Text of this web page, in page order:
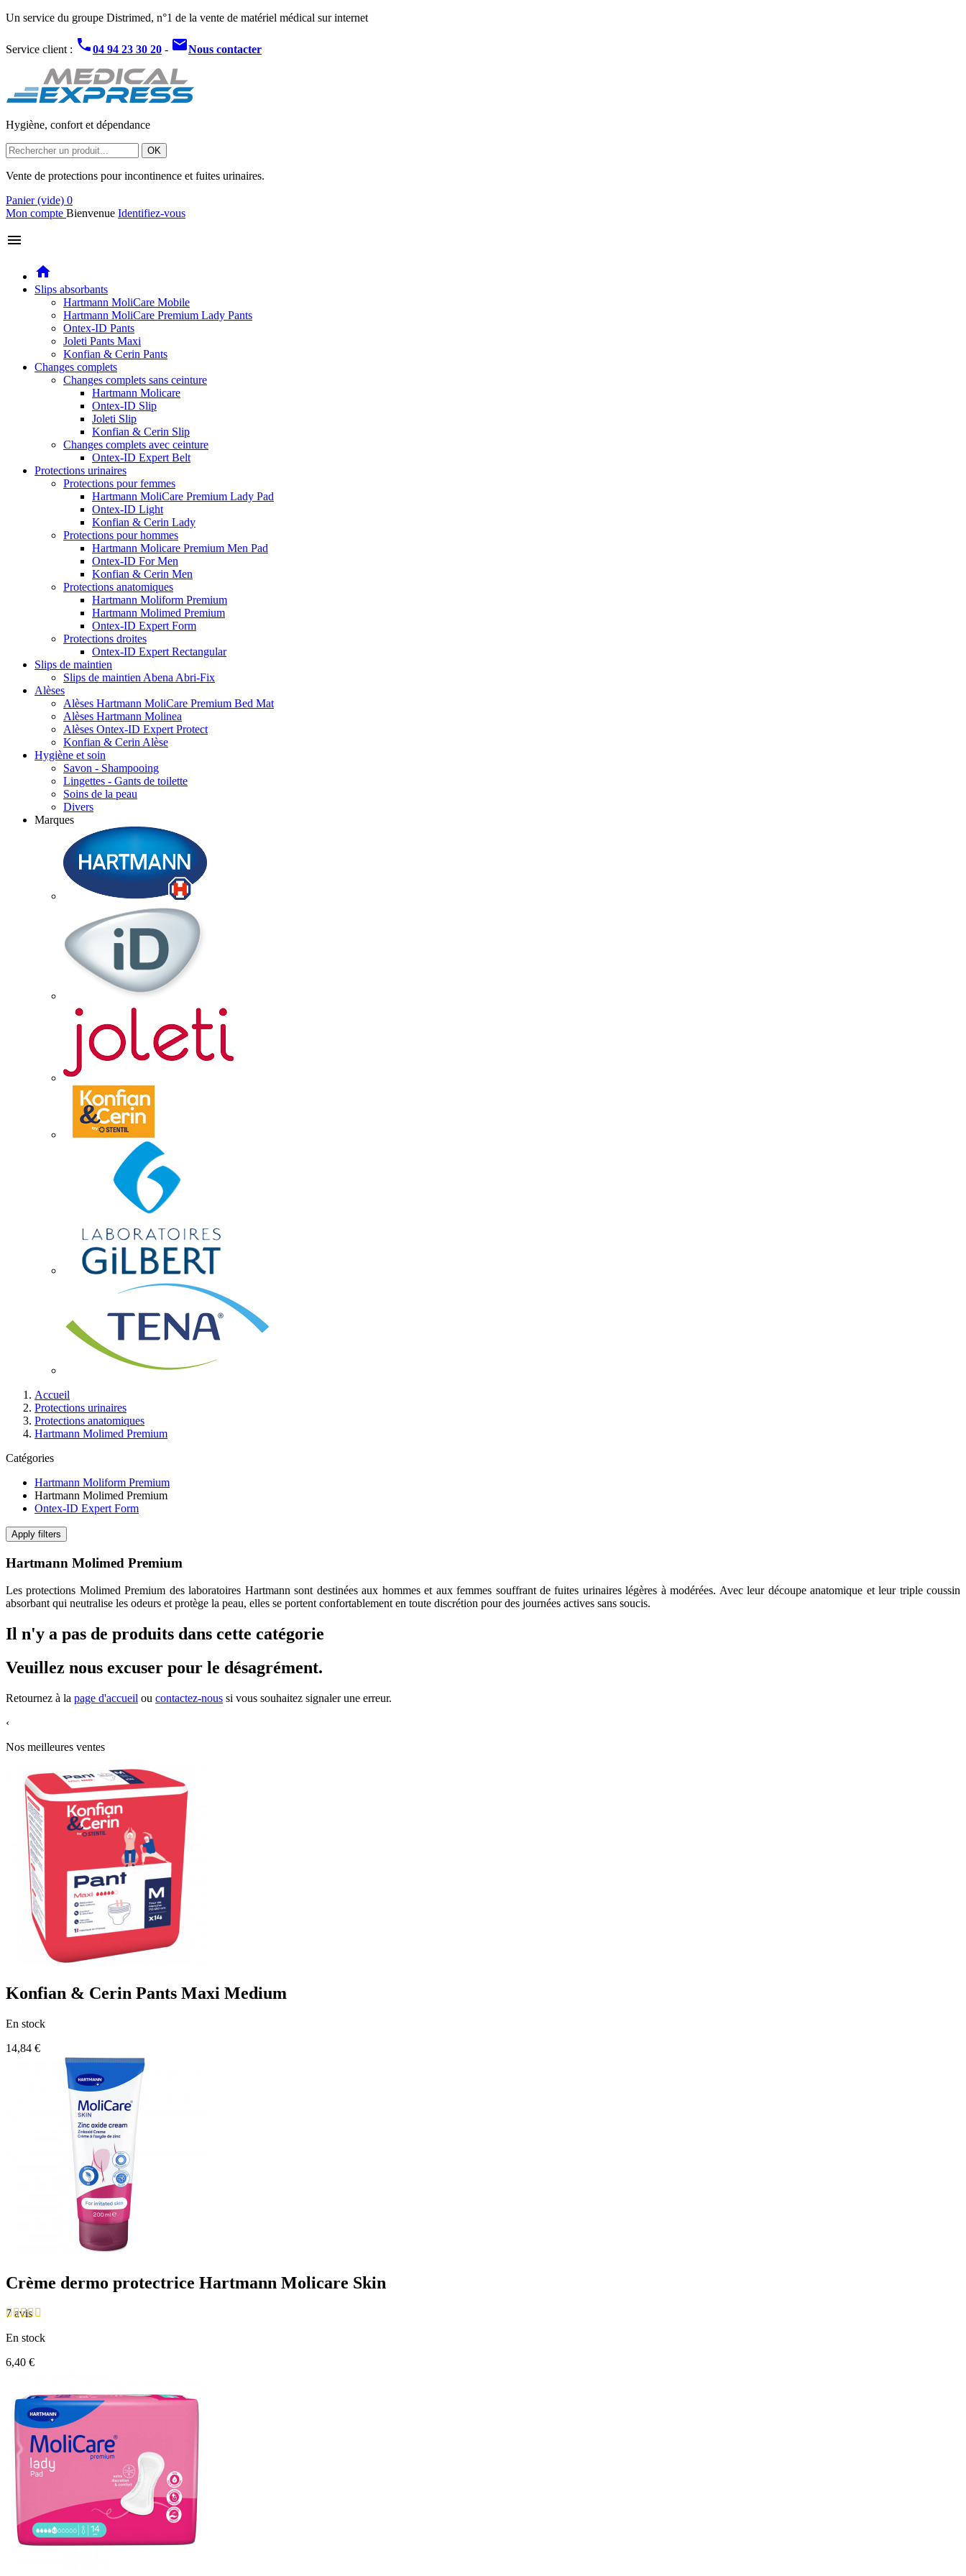
Un service du groupe Distrimed, n°1 de la vente de matériel médical sur internet
Service client : phone04 94 23 30 20 - mailNous contacter
Hygiène, confort et dépendance
OK
Vente de protections pour incontinence et fuites urinaires.
Panier (vide) 0
Mon compte Bienvenue Identifiez-vous
menu
home
Slips absorbants
Hartmann MoliCare Mobile
Hartmann MoliCare Premium Lady Pants
Ontex-ID Pants
Joleti Pants Maxi
Konfian & Cerin Pants
Changes complets
Changes complets sans ceinture
Hartmann Molicare
Ontex-ID Slip
Joleti Slip
Konfian & Cerin Slip
Changes complets avec ceinture
Ontex-ID Expert Belt
Protections urinaires
Protections pour femmes
Hartmann MoliCare Premium Lady Pad
Ontex-ID Light
Konfian & Cerin Lady
Protections pour hommes
Hartmann Molicare Premium Men Pad
Ontex-ID For Men
Konfian & Cerin Men
Protections anatomiques
Hartmann Moliform Premium
Hartmann Molimed Premium
Ontex-ID Expert Form
Protections droites
Ontex-ID Expert Rectangular
Slips de maintien
Slips de maintien Abena Abri-Fix
Alèses
Alèses Hartmann MoliCare Premium Bed Mat
Alèses Hartmann Molinea
Alèses Ontex-ID Expert Protect
Konfian & Cerin Alèse
Hygiène et soin
Savon - Shampooing
Lingettes - Gants de toilette
Soins de la peau
Divers
Marques
Accueil
Protections urinaires
Protections anatomiques
Hartmann Molimed Premium
Catégories
Hartmann Moliform Premium
Hartmann Molimed Premium
Ontex-ID Expert Form
Apply filters
Hartmann Molimed Premium
Les protections Molimed Premium des laboratoires Hartmann sont destinées aux hommes et aux femmes souffrant de fuites urinaires légères à modérées. Avec leur découpe anatomique et leur triple coussin
absorbant qui neutralise les odeurs et protège la peau, elles se portent confortablement en toute discrétion pour des journées actives sans soucis.
Il n'y a pas de produits dans cette catégorie
Veuillez nous excuser pour le désagrément.
Retournez à la page d'accueil ou contactez-nous si vous souhaitez signaler une erreur.
‹
Nos meilleures ventes
Konfian & Cerin Pants Maxi Medium
En stock
14,84 €
Crème dermo protectrice Hartmann Molicare Skin
7 avis
En stock
6,40 €